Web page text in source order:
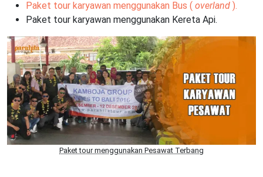
Paket tour karyawan menggunakan Bus ( overland ).
Paket tour karyawan menggunakan Kereta Api.
Paket tour menggunakan Pesawat Terbang